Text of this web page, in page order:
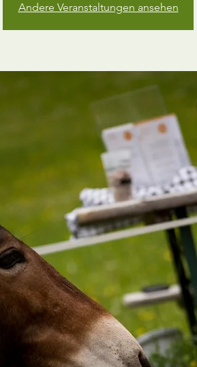
Andere Veranstaltungen ansehen